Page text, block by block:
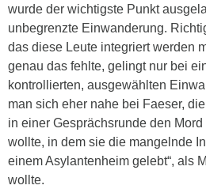
wurde der wichtigste Punkt
unbegrenzte Einwanderung.
das diese Leute integriert werden
genau das fehlte, gelingt nur bei
kontrollierten, ausgewählten
man sich eher nahe bei Faeser,
in einer Gesprächsrunde den
wollte, in dem sie die mangelnde
einem Asylantenheim gelebt“, als
wollte.